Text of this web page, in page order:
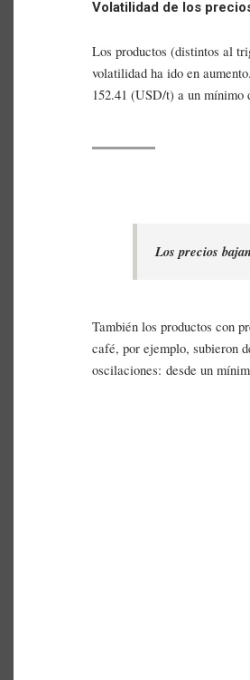
Volatilidad de los
Los productos (distintos al
volatilidad ha ido en
152.41 (USD/t) a un mínimo
Los precios
También los productos con
café, por ejemplo, subieron
oscilaciones: desde un